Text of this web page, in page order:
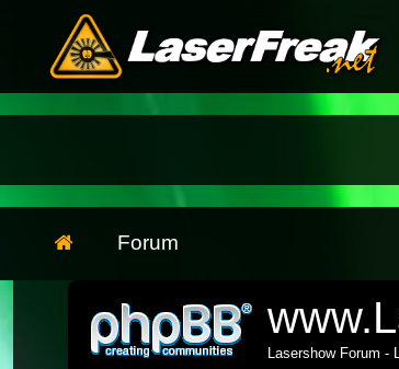
Forum
Lasershow Forum -